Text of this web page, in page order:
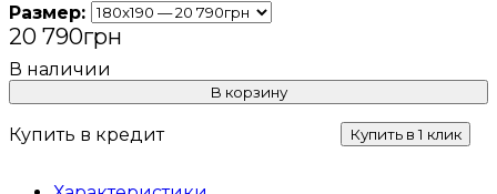
Размер:
20 790грн
В корзину
Купить в кредит Купить в 1 клик